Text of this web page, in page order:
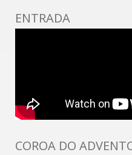
ENTRADA
COROA DO